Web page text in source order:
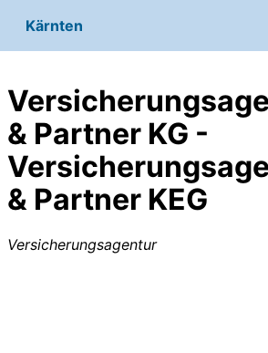
Kärnten
& Partner KG -
& Partner KEG
Versicherungsagentur